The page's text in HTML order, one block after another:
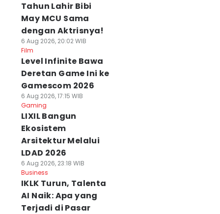
Tahun Lahir Bibi
May MCU Sama
dengan Aktrisnya!
6 Aug 2026, 20:02 WIB
Film
Level Infinite Bawa
Deretan Game Ini ke
Gamescom 2026
6 Aug 2026, 17:15 WIB
Gaming
LIXIL Bangun
Ekosistem
Arsitektur Melalui
LDAD 2026
6 Aug 2026, 23:18 WIB
Business
IKLK Turun, Talenta
AI Naik: Apa yang
Terjadi di Pasar